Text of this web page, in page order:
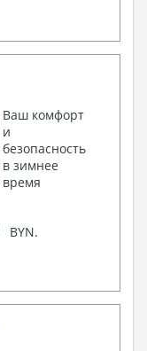
Ваш комфорт
и
безопасность
в зимнее
время
BYN.